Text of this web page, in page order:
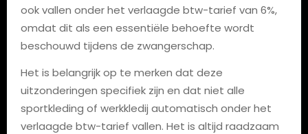
ook vallen onder het verlaagde btw-tarief van 6%,
omdat dit als een essentiële behoefte wordt
beschouwd tijdens de zwangerschap.
Het is belangrijk op te merken dat deze
uitzonderingen specifiek zijn en dat niet alle
sportkleding of werkkledij automatisch onder het
verlaagde btw-tarief vallen. Het is altijd raadzaam